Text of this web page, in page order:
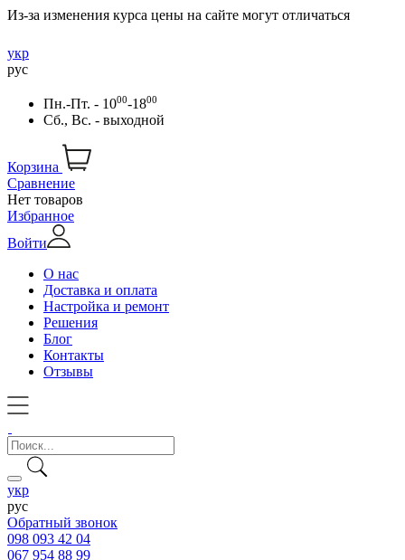
Из-за изменения курса цены на сайте могут отличаться
укр
рус
Пн.-Пт. - 1000-1800
Сб., Вс. - выходной
Корзина
Сравнение
Нет товаров
Избранное
Войти
О нас
Доставка и оплата
Настройка и ремонт
Решения
Блог
Контакты
Отзывы
укр
рус
Обратный звонок
098 093 42 04
067 954 88 99